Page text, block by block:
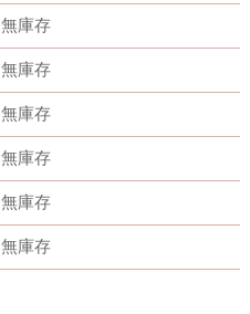
無庫存
無庫存
無庫存
無庫存
無庫存
無庫存